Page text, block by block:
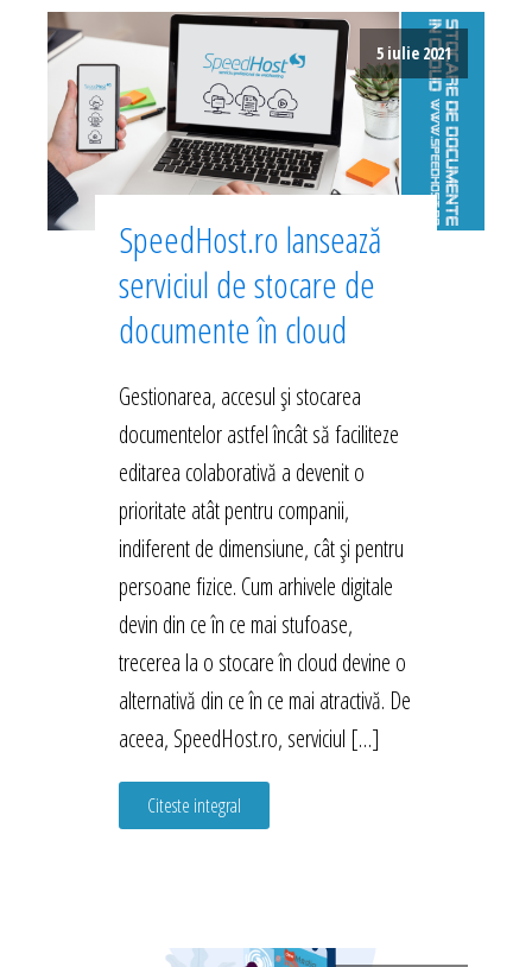
5 iulie 2021
SpeedHost.ro lansează
serviciul de stocare de
documente în cloud
Gestionarea, accesul și stocarea
documentelor astfel încât să faciliteze
editarea colaborativă a devenit o
prioritate atât pentru companii,
indiferent de dimensiune, cât și pentru
persoane fizice. Cum arhivele digitale
devin din ce în ce mai stufoase,
trecerea la o stocare în cloud devine o
alternativă din ce în ce mai atractivă. De
aceea, SpeedHost.ro, serviciul […]
Citeste integral